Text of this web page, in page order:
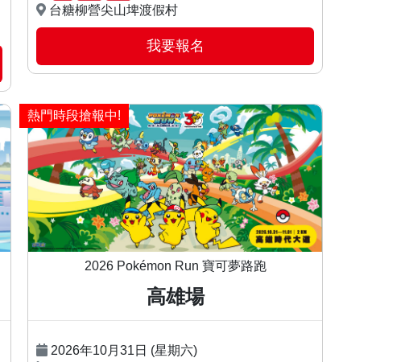
台糖柳營尖山埤渡假村
我要報名
熱門時段搶報中!
2026 Pokémon Run 寶可夢路跑
高雄場
2026年10月31日 (星期六)